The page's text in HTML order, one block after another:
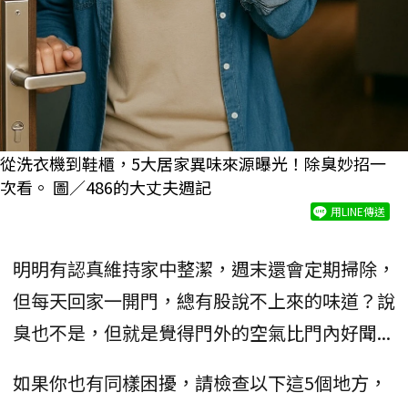
從洗衣機到鞋櫃，5大居家異味來源曝光！除臭妙招一
次看。 圖／486的大丈夫週記
用LINE傳送
明明有認真維持家中整潔，週末還會定期掃除，
但每天回家一開門，總有股說不上來的味道？說
臭也不是，但就是覺得門外的空氣比門內好聞...
如果你也有同樣困擾，請檢查以下這5個地方，